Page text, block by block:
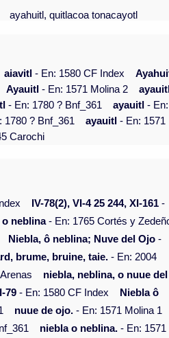
ayahuitl, quitlacoa tonacayotl
aiavitl - En: 1580 CF Index
Ayauitl - En: 1571 Molina 2
- En: 1780 ? Bnf_361 ayauitl - En:
1780 ? Bnf_361 ayauitl - En: 1571
Carochi
IV-78(2), VI-4 25 244, XI-161 -
o neblina- En: 1765 Cortés y
Niebla, ô neblina; Nuve del Ojo -
brume, bruine, taie. - En: 2004
niebla, neblina, o nuue del
79 - En: 1580 CF Index
Niebla ô
nuue de ojo. - En: 1571 Molina 1
niebla o neblina. - En: 1571